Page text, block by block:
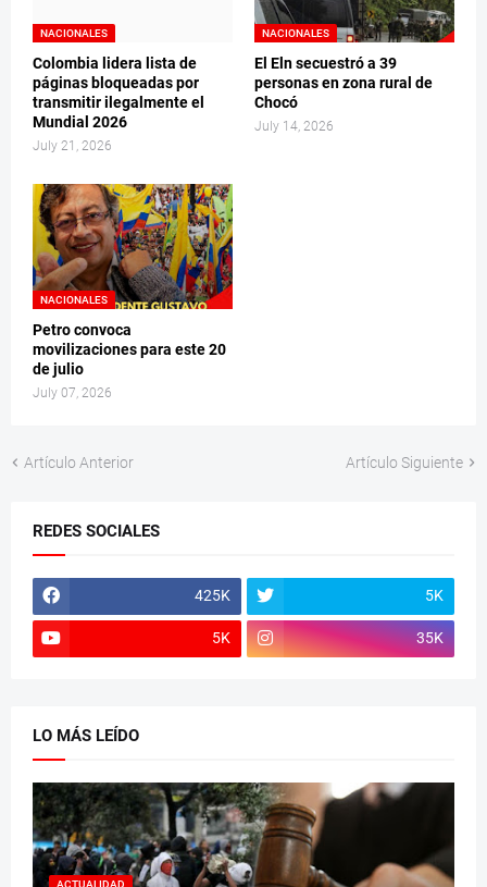
NACIONALES
Colombia lidera lista de
páginas bloqueadas por
transmitir ilegalmente el
Mundial 2026
July 21, 2026
NACIONALES
El Eln secuestró a 39
personas en zona rural de
Chocó
July 14, 2026
NACIONALES
Petro convoca
movilizaciones para este 20
de julio
July 07, 2026
Artículo Anterior Artículo Siguiente
REDES SOCIALES
425K 5K
5K 35K
LO MÁS LEÍDO
ACTUALIDAD